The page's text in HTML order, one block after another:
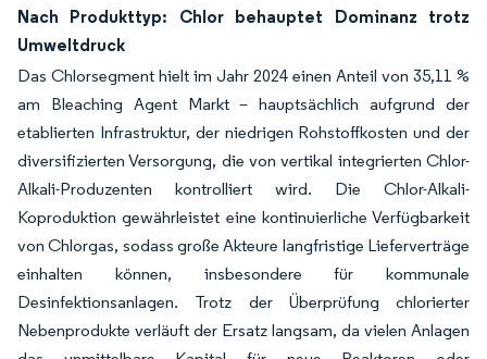
Nach Produkttyp: Chlor behauptet Dominanz trotz
Umweltdruck
Das Chlorsegment hielt im Jahr 2024 einen Anteil von 35,11 %
am Bleaching Agent Markt – hauptsächlich aufgrund der
etablierten Infrastruktur, der niedrigen Rohstoffkosten und der
diversifizierten Versorgung, die von vertikal integrierten Chlor-
Alkali-Produzenten kontrolliert wird. Die Chlor-Alkali-
Koproduktion gewährleistet eine kontinuierliche Verfügbarkeit
von Chlorgas, sodass große Akteure langfristige Lieferverträge
einhalten können, insbesondere für kommunale
Desinfektionsanlagen. Trotz der Überprüfung chlorierter
Nebenprodukte verläuft der Ersatz langsam, da vielen Anlagen